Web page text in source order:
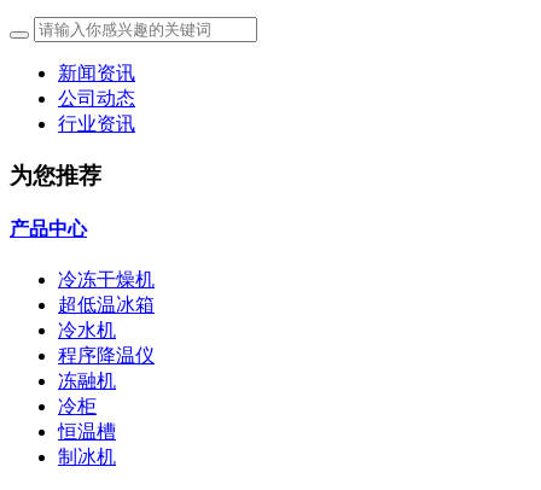
新闻资讯
公司动态
行业资讯
为您推荐
产品中心
冷冻干燥机
超低温冰箱
冷水机
程序降温仪
冻融机
冷柜
恒温槽
制冰机